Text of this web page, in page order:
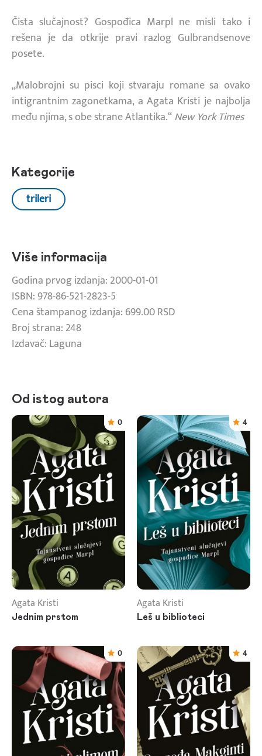
Čista slučajnost? Gospođica Marpl ne misli tako i
rešena je da otkrije pravi razlog Gulbrandsenove
posete.
„Malobrojni su pisci koji stvaraju romane sa ovako
intigrantnim zagonetkama, a Agata Kristi je najbolja
među njima, s obe strane Atlantika.“New York Times
Kategorije
trileri
Više informacija
Godina prvog izdanja: 2000-01-01
ISBN: 978-86-521-2823-5
Cena štampanog izdanja: 699.00 RSD
Broj strana: 248
Izdavač: Laguna
Od istog autora
0
Agata Kristi
Jednim prstom
4
Agata Kristi
Leš u biblioteci
0 4